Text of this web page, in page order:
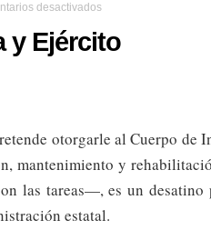
desactivados
peligrosa
y
y Ejército
otorgarle al Cuerpo de
mantenimiento y
las tareas—, es un desatino
estatal.